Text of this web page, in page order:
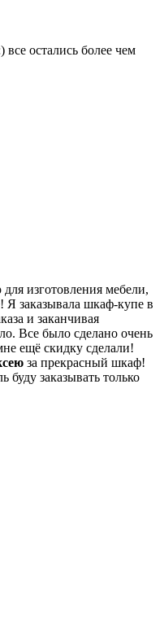
остались более чем
изготовления мебели,
заказывала шкаф-купе в
и заканчивая
Все было сделано очень
ещё скидку сделали!
за прекрасный шкаф!
буду заказывать только